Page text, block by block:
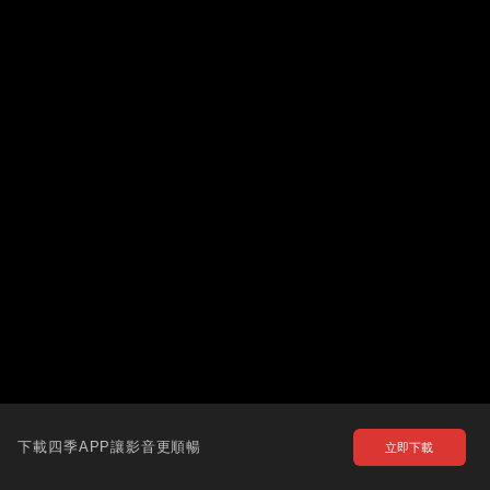
下載四季APP讓影音更順暢 立即下載